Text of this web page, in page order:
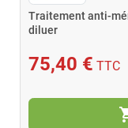
Traitement anti-
diluer
75,40 € TTC